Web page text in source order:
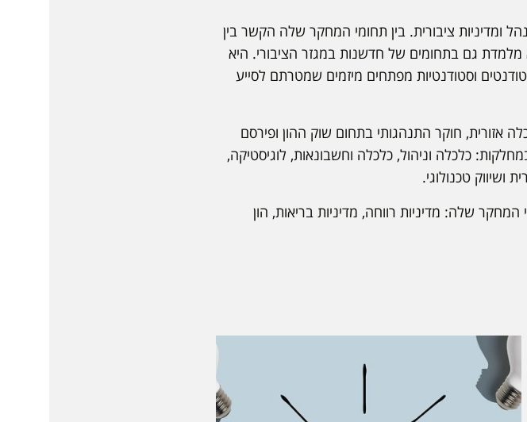
ומדיניות ציבורית. בין תחומי המחקר שלה הקשר בין
מלמדת גם בתחומים של חדשנות במגזר הציבורי. היא
וסטודנטיות מפתחים מיזמים שמטרתם לסייע
אזורית, חוקר התנהגותי בתחום שוק ההון ופירסם
כלכלה וניהול, כלכלה וחשבונאות, לוגיסטיקה,
טכנולוגי.
שלה: מדיניות רווחה, מדיניות בריאות, הון